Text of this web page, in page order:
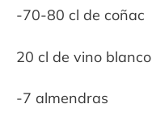
-70-80 cl de coñac
20 cl de vino blanco
-7 almendras